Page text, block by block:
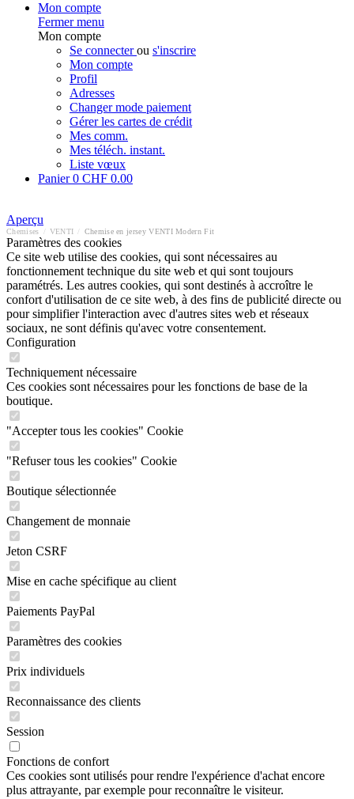
Mon compte
Fermer menu
Mon compte
Se connecterou s'inscrire
Mon compte
Profil
Adresses
Changer mode paiement
Gérer les cartes de crédit
Mes comm.
Mes téléch. instant.
Liste vœux
Panier0 CHF 0.00
Aperçu
Chemises VENTI Chemise en jersey VENTI Modern Fit
Paramètres des cookies
Ce site web utilise des cookies, qui sont nécessaires au
fonctionnement technique du site web et qui sont toujours
paramétrés. Les autres cookies, qui sont destinés à accroître le
confort d'utilisation de ce site web, à des fins de publicité directe ou
pour simplifier l'interaction avec d'autres sites web et réseaux
sociaux, ne sont définis qu'avec votre consentement.
Configuration
Techniquement nécessaire
Ces cookies sont nécessaires pour les fonctions de base de la
boutique.
"Accepter tous les cookies" Cookie
"Refuser tous les cookies" Cookie
Boutique sélectionnée
Changement de monnaie
Jeton CSRF
Mise en cache spécifique au client
Paiements PayPal
Paramètres des cookies
Prix individuels
Reconnaissance des clients
Session
Fonctions de confort
Ces cookies sont utilisés pour rendre l'expérience d'achat encore
plus attrayante, par exemple pour reconnaître le visiteur.